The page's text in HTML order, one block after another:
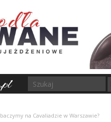
na Cavaliadzie w Warszawie?